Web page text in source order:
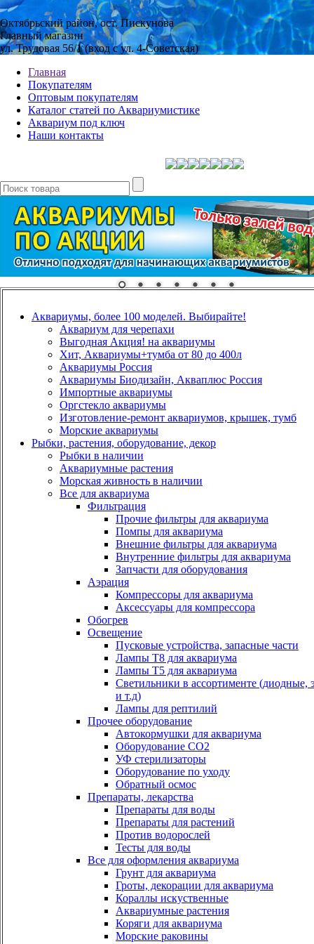
Октябрьский район, ост. Пискунова
Главный магазин
ул. Трудовая 56/1 (вход с ул. 4-Советская)
Главная
Покупателям
Оптовым покупателям
Каталог статей по Аквариумистике
Аквариум под ключ
Наши контакты
Аквариумы, более 100 моделей. Выбирайте!
Аквариум для черепахи
Выгодная Акция! на аквариумы
Хит, Аквариумы+тумба от 80 до 400л
Аквариумы Россия
Аквариумы Биодизайн, Акваплюс Россия
Импортные аквариумы
Оргстекло аквариумы
Изготовление-ремонт аквариумов, крышек, тумб
Морские аквариумы
Рыбки, растения, оборудование, декор
Рыбки в наличии
Аквариумные растения
Морская живность в наличии
Все для аквариума
Фильтрация
Прочие фильтры для аквариума
Помпы для аквариума
Внешние фильтры для аквариума
Внутренние фильтры для аквариума
Запчасти для оборудования
Аэрация
Компрессоры для аквариума
Аксессуары для компрессора
Обогрев
Освещение
Пусковые устройства, запасные части
Лампы Т8 для аквариума
Лампы Т5 для аквариума
Светильники в ассортименте (диодные,
и т.д)
Лампы для рептилий
Прочее оборудование
Автокормушки для аквариума
Оборудование СО2
УФ стерилизаторы
Оборудование по уходу
Обратный осмос
Препараты, лекарства
Препараты для воды
Препараты для растений
Против водорослей
Тесты для воды
Все для оформления аквариума
Грунт для аквариума
Гроты, декорации для аквариума
Кораллы искуственные
Аквариумные растения
Коряги для аквариума
Морские раковины